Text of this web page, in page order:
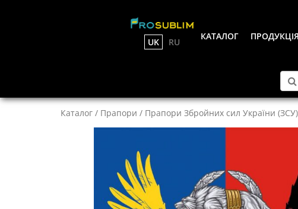
UK RU
КАТАЛОГ
Каталог / Прапори / Прапори Збройних сил України (ЗСУ)